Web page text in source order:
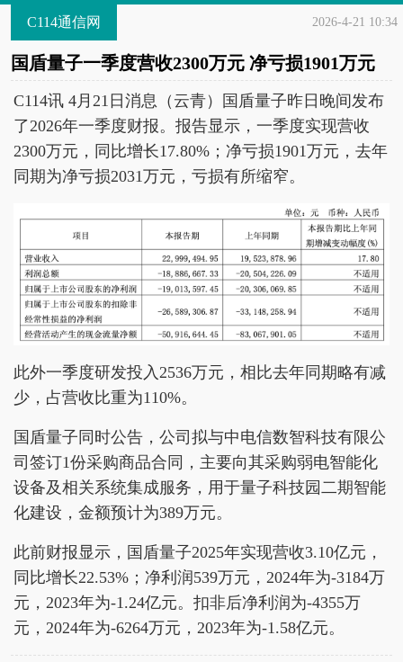
C114通信网 2026-4-21 10:34
国盾量子一季度营收2300万元 净亏损1901万元
C114讯 4月21日消息（云青）国盾量子昨日晚间发布
了2026年一季度财报。报告显示，一季度实现营收
2300万元，同比增长17.80%；净亏损1901万元，去年
同期为净亏损2031万元，亏损有所缩窄。
此外一季度研发投入2536万元，相比去年同期略有减
少，占营收比重为110%。
国盾量子同时公告，公司拟与中电信数智科技有限公
司签订1份采购商品合同，主要向其采购弱电智能化
设备及相关系统集成服务，用于量子科技园二期智能
化建设，金额预计为389万元。
此前财报显示，国盾量子2025年实现营收3.10亿元，
同比增长22.53%；净利润539万元，2024年为-3184万
元，2023年为-1.24亿元。扣非后净利润为-4355万
元，2024年为-6264万元，2023年为-1.58亿元。